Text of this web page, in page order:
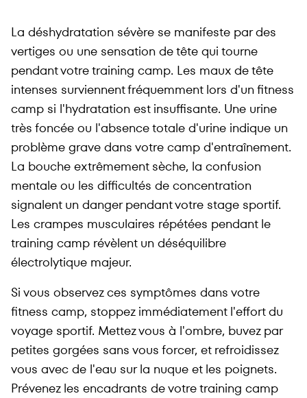
La déshydratation sévère se manifeste par des
vertiges ou une sensation de tête qui tourne
pendant votre training camp. Les maux de tête
intenses surviennent fréquemment lors d'un fitness
camp si l'hydratation est insuffisante. Une urine
très foncée ou l'absence totale d'urine indique un
problème grave dans votre camp d'entraînement.
La bouche extrêmement sèche, la confusion
mentale ou les difficultés de concentration
signalent un danger pendant votre stage sportif.
Les crampes musculaires répétées pendant le
training camp révèlent un déséquilibre
électrolytique majeur.
Si vous observez ces symptômes dans votre
fitness camp, stoppez immédiatement l'effort du
voyage sportif. Mettez vous à l'ombre, buvez par
petites gorgées sans vous forcer, et refroidissez
vous avec de l'eau sur la nuque et les poignets.
Prévenez les encadrants de votre training camp